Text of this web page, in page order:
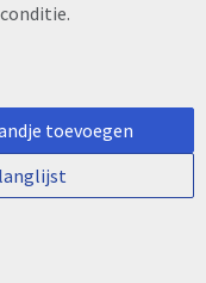
toevoegen